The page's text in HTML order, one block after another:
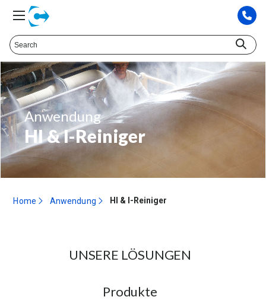
Anwendung
HI & I-Reiniger
Home Anwendung HI & I-Reiniger
UNSERE LÖSUNGEN
Produkte